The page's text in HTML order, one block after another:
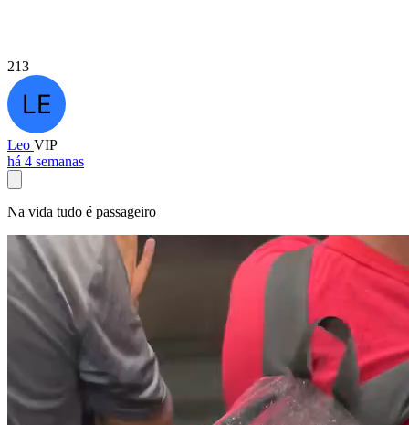
213
Leo VIP
há 4 semanas
Na vida tudo é passageiro